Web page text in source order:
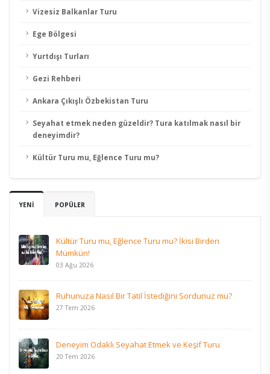
Vizesiz Balkanlar Turu
Ege Bölgesi
Yurtdışı Turları
Gezi Rehberi
Ankara Çıkışlı Özbekistan Turu
Seyahat etmek neden güzeldir? Tura katılmak nasıl bir
deneyimdir?
Kültür Turu mu, Eğlence Turu mu?
YENİ POPÜLER
Kültür Turu mu, Eğlence Turu mu? İkisi Birden
Mümkün!
03 Ağu 2026
Ruhunuza Nasıl Bir Tatil İstediğini Sordunuz mu?
27 Tem 2026
Deneyim Odaklı Seyahat Etmek ve Keşif Turu
20 Tem 2026